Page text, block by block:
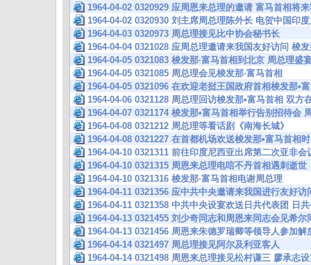
1964-04-02 0320929 应周恩来总理的邀请 富马首相将
1964-04-02 0320930 刘主席周总理陈外长 电贺中国印
1964-04-03 0320973 周总理接见比中协会秘书长
1964-04-04 0321028 应周总理邀请来我国友好访问 梭
1964-04-05 0321083 梭发那·富马首相到北京 周总理盛
1964-04-05 0321085 周总理会见梭发那·富马首相
1964-04-05 0321096 在欢迎老挝王国政府首相梭发那•
1964-04-06 0321128 周总理回访梭发那•富马首相 双方
1964-04-07 0321174 梭发那•富马首相举行告别招待会
1964-04-08 0321212 周总理等看话剧《南海长城》
1964-04-08 0321227 在首都机场欢送梭发那•富马首相
1964-04-10 0321311 前往印度尼西亚出席第二次亚非
1964-04-10 0321315 周恩来总理电唁不丹首相遇刺逝世
1964-04-10 0321316 梭发那·富马首相电谢周总理
1964-04-11 0321356 应中共中央邀请来我国进行友好
1964-04-11 0321358 中共中央设宴欢送日共代表团 日
1964-04-13 0321455 刘少奇同志和周恩来同志会见希
1964-04-13 0321456 周恩来朱德罗瑞卿等领导人参加解
1964-04-14 0321497 周总理接见阿尔及利亚客人
1964-04-14 0321498 周恩来总理接见松村谦三 廖承志